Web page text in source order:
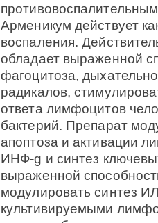
Арменикум действует
воспаления.
обладает выраженной
фагоцитоза,
радикалов,
ответа лимфоцитов
бактерий. Препарат
апоптоза и активации
ИНФ-g и синтез
выраженной
модулировать синтез
культивируемыми